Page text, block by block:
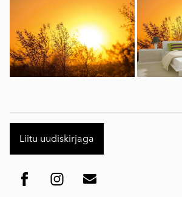
Liitu uudiskirjaga